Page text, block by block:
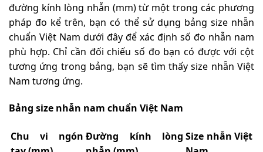
đường kính lòng nhẫn (mm) từ một trong các phương
pháp đo kể trên, bạn có thể sử dụng bảng size nhẫn
chuẩn Việt Nam dưới đây để xác định số đo nhẫn nam
phù hợp. Chỉ cần đối chiếu số đo bạn có được với cột
tương ứng trong bảng, bạn sẽ tìm thấy size nhẫn Việt
Nam tương ứng.
Bảng size nhẫn nam chuẩn Việt Nam
Chu vi ngón Đường kính lòng Size nhẫn Việt